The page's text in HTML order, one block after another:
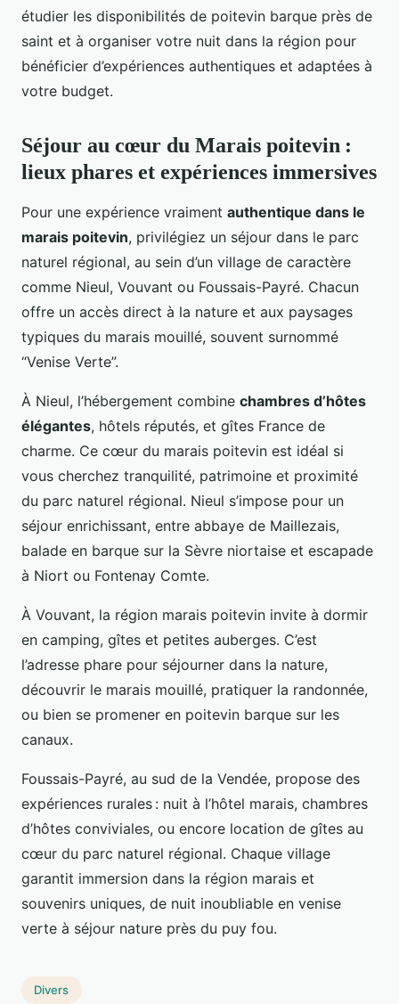
étudier les disponibilités de poitevin barque près de
saint et à organiser votre nuit dans la région pour
bénéficier d’expériences authentiques et adaptées à
votre budget.
Séjour au cœur du Marais poitevin :
lieux phares et expériences immersives
Pour une expérience vraiment authentique dans le
marais poitevin, privilégiez un séjour dans le parc
naturel régional, au sein d’un village de caractère
comme Nieul, Vouvant ou Foussais-Payré. Chacun
offre un accès direct à la nature et aux paysages
typiques du marais mouillé, souvent surnommé
“Venise Verte”.
À Nieul, l’hébergement combine chambres d’hôtes
élégantes, hôtels réputés, et gîtes France de
charme. Ce cœur du marais poitevin est idéal si
vous cherchez tranquilité, patrimoine et proximité
du parc naturel régional. Nieul s’impose pour un
séjour enrichissant, entre abbaye de Maillezais,
balade en barque sur la Sèvre niortaise et escapade
à Niort ou Fontenay Comte.
À Vouvant, la région marais poitevin invite à dormir
en camping, gîtes et petites auberges. C’est
l’adresse phare pour séjourner dans la nature,
découvrir le marais mouillé, pratiquer la randonnée,
ou bien se promener en poitevin barque sur les
canaux.
Foussais-Payré, au sud de la Vendée, propose des
expériences rurales : nuit à l’hôtel marais, chambres
d’hôtes conviviales, ou encore location de gîtes au
cœur du parc naturel régional. Chaque village
garantit immersion dans la région marais et
souvenirs uniques, de nuit inoubliable en venise
verte à séjour nature près du puy fou.
Divers